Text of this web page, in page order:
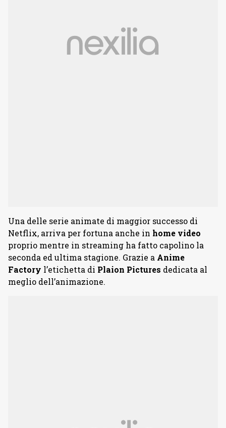
Una delle serie animate di maggior successo di
Netflix, arriva per fortuna anche in home video
proprio mentre in streaming ha fatto capolino la
seconda ed ultima stagione. Grazie a Anime
Factory l’etichetta di Plaion Pictures dedicata al
meglio dell’animazione.